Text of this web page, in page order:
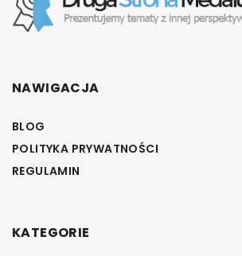
NAWIGACJA
BLOG
POLITYKA PRYWATNOŚCI
REGULAMIN
KATEGORIE